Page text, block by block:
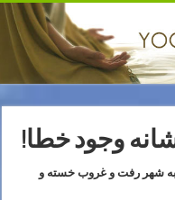
وجود خطا!
به شهر رفت و غروب خسته و